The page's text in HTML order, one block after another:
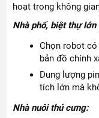
hoạt trong không
Nhà phố, biệt thự lớn
Chọn robot
bản đồ chính
Dung lượng
tích lớn mà
Nhà nuôi thú cưng: